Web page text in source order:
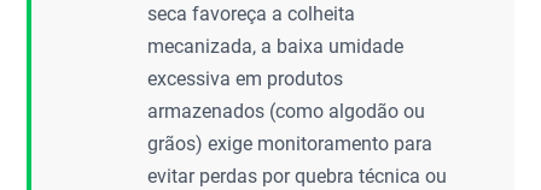
seca favoreça a colheita
mecanizada, a baixa umidade
excessiva em produtos
armazenados (como algodão ou
grãos) exige monitoramento para
evitar perdas por quebra técnica ou